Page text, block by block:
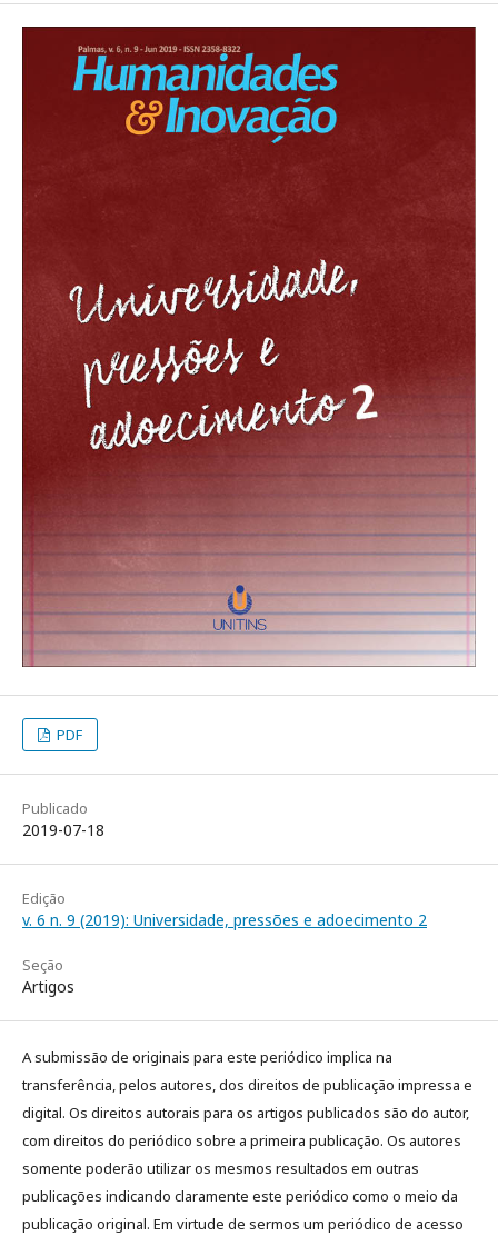
PDF
Publicado
2019-07-18
Edição
v. 6 n. 9 (2019): Universidade, pressões e adoecimento 2
Seção
Artigos
A submissão de originais para este periódico implica na
transferência, pelos autores, dos direitos de publicação impressa e
digital. Os direitos autorais para os artigos publicados são do autor,
com direitos do periódico sobre a primeira publicação. Os autores
somente poderão utilizar os mesmos resultados em outras
publicações indicando claramente este periódico como o meio da
publicação original. Em virtude de sermos um periódico de acesso